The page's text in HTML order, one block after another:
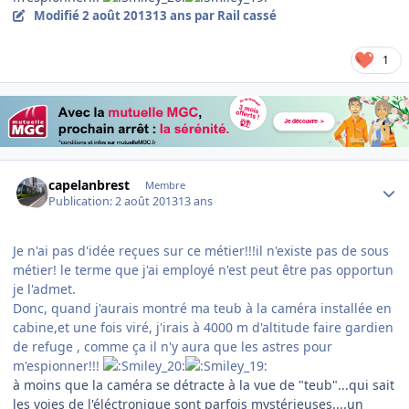
Modifié2 août 201313 ans par Rail cassé
1
capelanbrest Membre
Publication:2 août 201313 ans
Je n'ai pas d'idée reçues sur ce métier!!!il n'existe pas de sous
métier! le terme que j'ai employé n'est peut être pas opportun
je l'admet.
Donc, quand j'aurais montré ma teub à la caméra installée en
cabine,et une fois viré, j'irais à 4000 m d'altitude faire gardien
de refuge , comme ça il n'y aura que les astres pour
m'espionner!!!
à moins que la caméra se détracte à la vue de "teub"...qui sait
les voies de l'éléctronique sont parfois mystérieuses....un